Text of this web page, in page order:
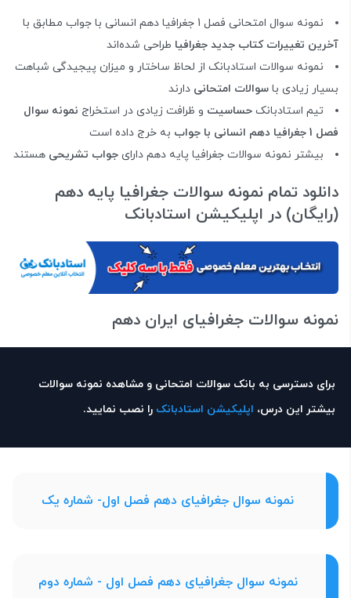
نمونه سوال امتحانی فصل 1 جغرافیا دهم انسانی با جواب مطابق با
آخرین تغییرات کتاب جدید جغرافیا طراحی شده‌اند
نمونه سوالات استادبانک از لحاظ ساختار و میزان پیجیدگی شباهت
بسیار زیادی با سوالات امتحانی دارند
تیم استادبانک حساسیت و ظرافت زیادی در استخراج نمونه سوال
فصل 1 جغرافیا دهم انسانی با جواب
به خرج داده است
بیشتر نمونه سوالات جغرافیا پایه دهم دارای جواب تشریحی هستند
دانلود تمام نمونه سوالات جغرافیا پایه دهم
(رایگان) در اپلیکیشن استادبانک
نمونه سوالات جغرافیای ایران دهم
برای دسترسی به بانک سوالات امتحانی و مشاهده نمونه سوالات
بیشتر این درس، اپلیکیشن استادبانک را نصب نمایید.
نمونه سوال جغرافیای دهم فصل اول- شماره یک
نمونه سوال جغرافیای دهم فصل اول - شماره دوم